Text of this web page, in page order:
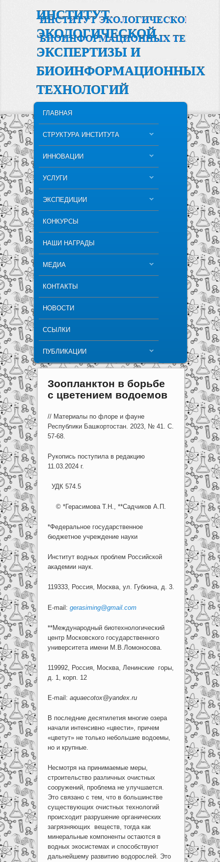
ИНСТИТУТ
ЭКОЛОГИЧЕСКОЙ
ЭКСПЕРТИЗЫ И
БИОИНФОРМАЦИОННЫХ
ТЕХНОЛОГИЙ
SKIP TO PRIMARY CONTENT
SKIP TO SECONDARY CONTENT
ГЛАВНАЯ
СТРУКТУРА ИНСТИТУТА
ИННОВАЦИИ
УСЛУГИ
ЭКСПЕДИЦИИ
КОНКУРСЫ
НАШИ НАГРАДЫ
МЕДИА
КОНТАКТЫ
НОВОСТИ
ССЫЛКИ
ПУБЛИКАЦИИ
Зоопланктон в борьбе
с цветением водоемов
// Материалы по флоре и фауне
Республики Башкортостан. 2023, № 41. С.
57-68.
Рукопись поступила в редакцию
11.03.2024 г.
УДК 574.5
© *Герасимова Т.Н., **Садчиков А.П.
*Федеральное государственное
бюджетное учреждение науки
Институт водных проблем Российской
академии наук.
119333, Россия, Москва, ул. Губкина, д. 3.
E-mail: gerasiming@gmail.com
**Международный биотехнологический
центр Московского государственного
университета имени М.В.Ломоносова.
119992, Россия, Москва, Ленинские горы,
д. 1, корп. 12
E-mail: aquaecotox@yandex.ru
В последние десятилетия многие озера
начали интенсивно «цвести», причем
«цветут» не только небольшие водоемы,
но и крупные.
Несмотря на принимаемые меры,
строительство различных очистных
сооружений, проблема не улучшается.
Это связано с тем, что в большинстве
существующих очистных технологий
происходит разрушение органических
загрязняющих веществ, тогда как
минеральные компоненты остаются в
водных экосистемах и способствуют
дальнейшему развитию водорослей. Это